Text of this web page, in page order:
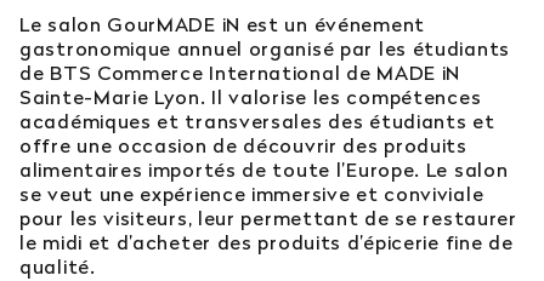
Le salon GourMADE iN est un événement
gastronomique annuel organisé par les étudiants
de BTS Commerce International de MADE iN
Sainte-Marie Lyon. Il valorise les compétences
académiques et transversales des étudiants et
offre une occasion de découvrir des produits
alimentaires importés de toute l’Europe. Le salon
se veut une expérience immersive et conviviale
pour les visiteurs, leur permettant de se restaurer
le midi et d’acheter des produits d’épicerie fine de
qualité.